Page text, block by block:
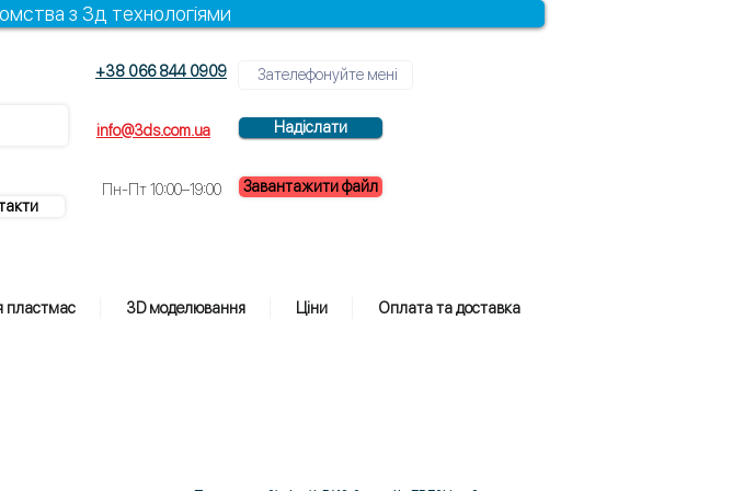
з 3д технологіями
+38 066 844 0909
info@3ds.com.ua Надіслати
Пн-Пт 10:00–19:00 Завантажити файл
пластмас 3D моделювання Ціни Оплата та доставка